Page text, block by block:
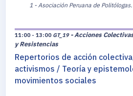
1 - Asociación Peruana de Politólogas.
11:00 - 13:00 GT_19 - Acciones
y Resistencias
Repertorios de acción
activismos / Teoría y
movimientos sociales